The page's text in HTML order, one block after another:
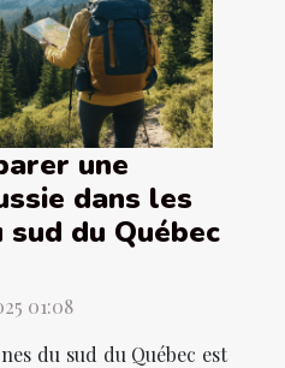
une
dans les
du Québec
01:08
du sud du Québec est